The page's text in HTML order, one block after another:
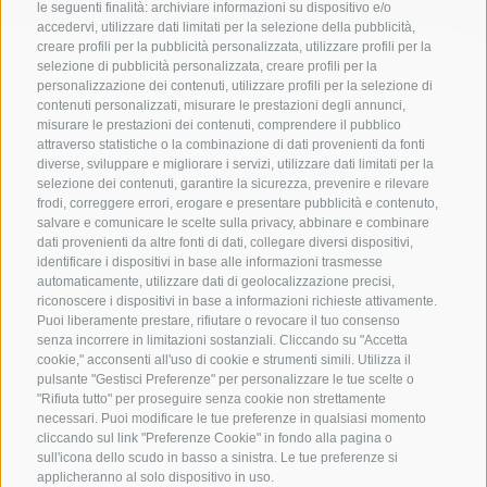
le seguenti finalità: archiviare informazioni su dispositivo e/o
accedervi, utilizzare dati limitati per la selezione della pubblicità,
creare profili per la pubblicità personalizzata, utilizzare profili per la
selezione di pubblicità personalizzata, creare profili per la
personalizzazione dei contenuti, utilizzare profili per la selezione di
contenuti personalizzati, misurare le prestazioni degli annunci,
misurare le prestazioni dei contenuti, comprendere il pubblico
attraverso statistiche o la combinazione di dati provenienti da fonti
diverse, sviluppare e migliorare i servizi, utilizzare dati limitati per la
selezione dei contenuti, garantire la sicurezza, prevenire e rilevare
frodi, correggere errori, erogare e presentare pubblicità e contenuto,
salvare e comunicare le scelte sulla privacy, abbinare e combinare
dati provenienti da altre fonti di dati, collegare diversi dispositivi,
identificare i dispositivi in base alle informazioni trasmesse
automaticamente, utilizzare dati di geolocalizzazione precisi,
riconoscere i dispositivi in base a informazioni richieste attivamente.
Puoi liberamente prestare, rifiutare o revocare il tuo consenso
senza incorrere in limitazioni sostanziali. Cliccando su "Accetta
cookie," acconsenti all'uso di cookie e strumenti simili. Utilizza il
pulsante "Gestisci Preferenze" per personalizzare le tue scelte o
"Rifiuta tutto" per proseguire senza cookie non strettamente
necessari. Puoi modificare le tue preferenze in qualsiasi momento
cliccando sul link "Preferenze Cookie" in fondo alla pagina o
sull'icona dello scudo in basso a sinistra. Le tue preferenze si
applicheranno al solo dispositivo in uso.
CONTATTACI
+39 0472 765 521
info@montecavallo.com